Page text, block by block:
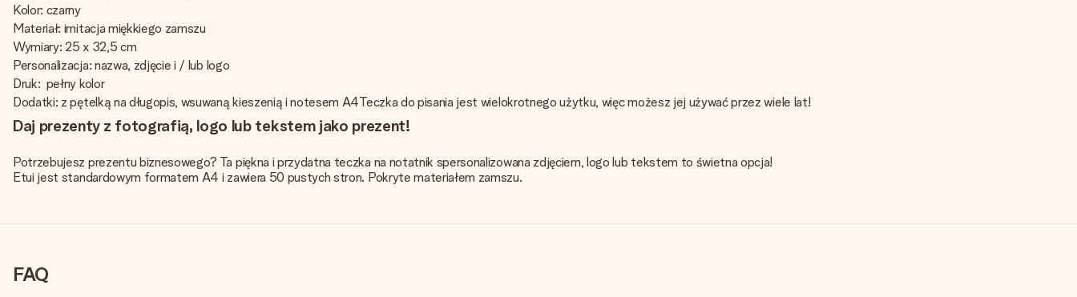
Kolor: czarny
Materiał: imitacja miękkiego zamszu
Wymiary: 25 x 32,5 cm
Personalizacja: nazwa, zdjęcie i / lub logo
Druk: pełny kolor
Dodatki: z pętelką na długopis, wsuwaną kieszenią i notesem A4Teczka do pisania jest wielokrotnego użytku, więc możesz jej używać przez wiele lat!
Daj prezenty z fotografią, logo lub tekstem jako prezent!
Potrzebujesz prezentu biznesowego? Ta piękna i przydatna teczka na notatnik spersonalizowana zdjęciem, logo lub tekstem to świetna opcja!
Etui jest standardowym formatem A4 i zawiera 50 pustych stron. Pokryte materiałem zamszu.
FAQ